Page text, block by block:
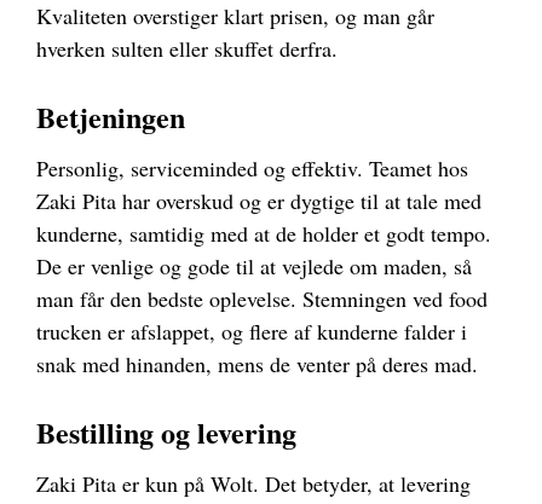
Kvaliteten overstiger klart prisen, og man går
hverken sulten eller skuffet derfra.
Betjeningen
Personlig, serviceminded og effektiv. Teamet hos
Zaki Pita har overskud og er dygtige til at tale med
kunderne, samtidig med at de holder et godt tempo.
De er venlige og gode til at vejlede om maden, så
man får den bedste oplevelse. Stemningen ved food
trucken er afslappet, og flere af kunderne falder i
snak med hinanden, mens de venter på deres mad.
Bestilling og levering
Zaki Pita er kun på Wolt. Det betyder, at levering